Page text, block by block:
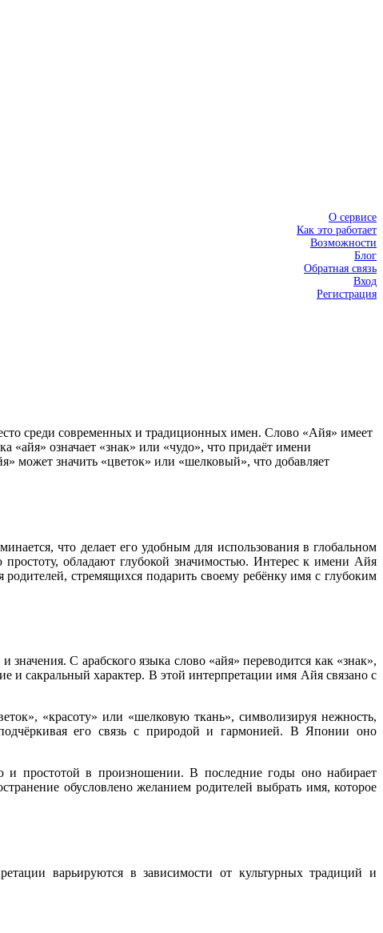
О сервисе
Как это работает
Возможности
Блог
Обратная связь
Вход
Регистрация
среди современных и традиционных имен. Слово «Айя» имеет
«айя» означает «знак» или «чудо», что придаёт имени
может значить «цветок» или «шелковый», что добавляет
что делает его удобным для использования в глобальном
обладают глубокой значимостью. Интерес к имени Айя
стремящихся подарить своему ребёнку имя с глубоким
С арабского языка слово «айя» переводится как «знак»,
и сакральный характер. В этой интерпретации имя Айя связано с
«красоту» или «шелковую ткань», символизируя нежность,
его связь с природой и гармонией. В Японии оно
и простотой в произношении. В последние годы оно набирает
обусловлено желанием родителей выбрать имя, которое
варьируются в зависимости от культурных традиций и